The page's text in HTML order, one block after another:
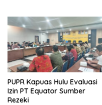
PUPR Kapuas Hulu Evaluasi
Izin PT Equator Sumber
Rezeki